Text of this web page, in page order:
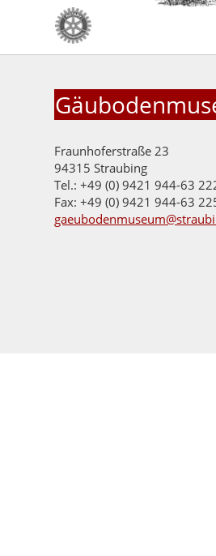
Fraunhoferstraße 23
94315 Straubing
Tel.: +49 (0) 9421 944-63
Fax: +49 (0) 9421 944-63